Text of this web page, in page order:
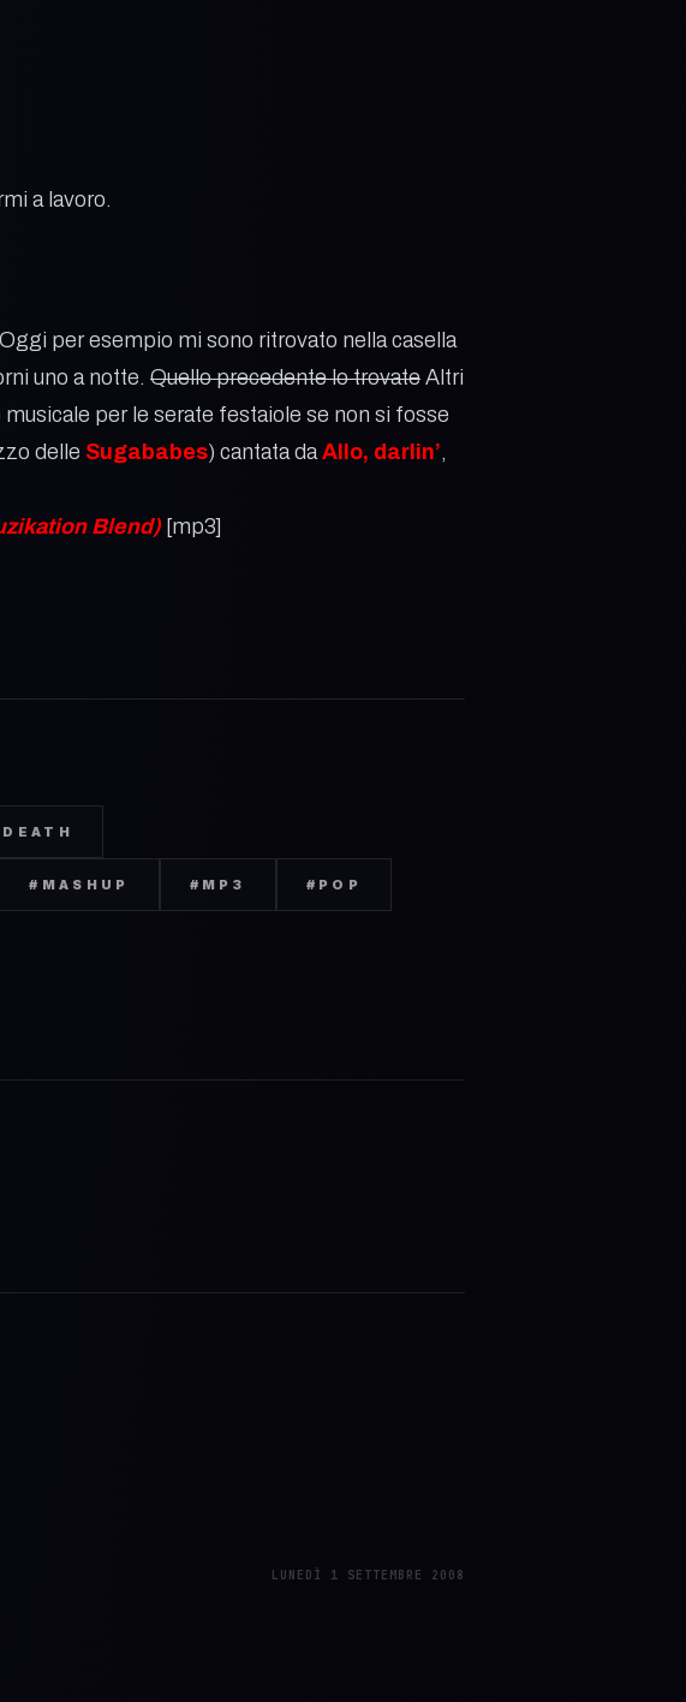
a lavoro.
per esempio mi sono ritrovato nella casella
uno a notte. Quello precedente lo trovate Altri
per le serate festaiole se non si fosse
delle Sugababes) cantata daAllo, darlin’,
Blend) [mp3]
# MASHUP # MP3 # POP
LUNEDÌ 1 SETTEMBRE 2008